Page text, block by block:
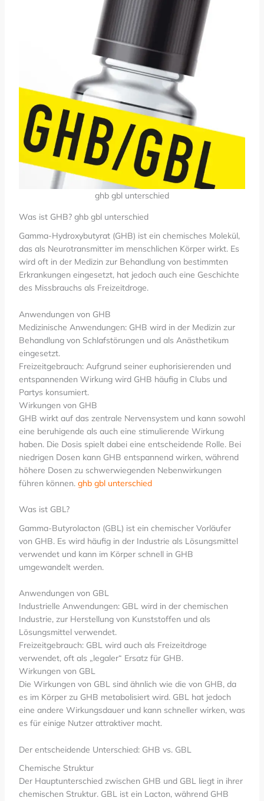
ghb gbl unterschied
Was ist GHB? ghb gbl unterschied
Gamma-Hydroxybutyrat (GHB) ist ein chemisches Molekül,
das als Neurotransmitter im menschlichen Körper wirkt. Es
wird oft in der Medizin zur Behandlung von bestimmten
Erkrankungen eingesetzt, hat jedoch auch eine Geschichte
des Missbrauchs als Freizeitdroge.
Anwendungen von GHB
Medizinische Anwendungen: GHB wird in der Medizin zur
Behandlung von Schlafstörungen und als Anästhetikum
eingesetzt.
Freizeitgebrauch: Aufgrund seiner euphorisierenden und
entspannenden Wirkung wird GHB häufig in Clubs und
Partys konsumiert.
Wirkungen von GHB
GHB wirkt auf das zentrale Nervensystem und kann sowohl
eine beruhigende als auch eine stimulierende Wirkung
haben. Die Dosis spielt dabei eine entscheidende Rolle. Bei
niedrigen Dosen kann GHB entspannend wirken, während
höhere Dosen zu schwerwiegenden Nebenwirkungen
führen können. ghb gbl unterschied
Was ist GBL?
Gamma-Butyrolacton (GBL) ist ein chemischer Vorläufer
von GHB. Es wird häufig in der Industrie als Lösungsmittel
verwendet und kann im Körper schnell in GHB
umgewandelt werden.
Anwendungen von GBL
Industrielle Anwendungen: GBL wird in der chemischen
Industrie, zur Herstellung von Kunststoffen und als
Lösungsmittel verwendet.
Freizeitgebrauch: GBL wird auch als Freizeitdroge
verwendet, oft als „legaler“ Ersatz für GHB.
Wirkungen von GBL
Die Wirkungen von GBL sind ähnlich wie die von GHB, da
es im Körper zu GHB metabolisiert wird. GBL hat jedoch
eine andere Wirkungsdauer und kann schneller wirken, was
es für einige Nutzer attraktiver macht.
Der entscheidende Unterschied: GHB vs. GBL
Chemische Struktur
Der Hauptunterschied zwischen GHB und GBL liegt in ihrer
chemischen Struktur. GBL ist ein Lacton, während GHB